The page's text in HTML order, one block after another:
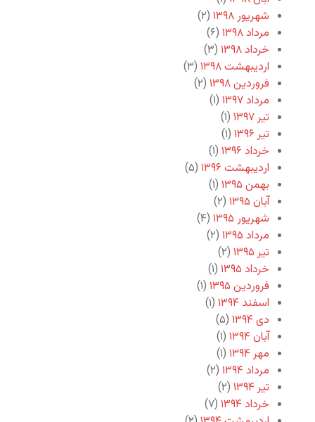
شهریور ۱۳۹۸
(۲)
مرداد ۱۳۹۸
(۶)
خرداد ۱۳۹۸
(۳)
اردیبهشت ۱۳۹۸
(۳)
فروردین ۱۳۹۸
(۲)
مرداد ۱۳۹۷
(۱)
تیر ۱۳۹۷
(۱)
تیر ۱۳۹۶
(۱)
خرداد ۱۳۹۶
(۱)
اردیبهشت ۱۳۹۶
(۵)
بهمن ۱۳۹۵
(۱)
آبان ۱۳۹۵
(۲)
شهریور ۱۳۹۵
(۴)
مرداد ۱۳۹۵
(۲)
تیر ۱۳۹۵
(۲)
خرداد ۱۳۹۵
(۱)
فروردین ۱۳۹۵
(۱)
اسفند ۱۳۹۴
(۱)
دی ۱۳۹۴
(۵)
آبان ۱۳۹۴
(۱)
مهر ۱۳۹۴
(۱)
مرداد ۱۳۹۴
(۲)
تیر ۱۳۹۴
(۲)
خرداد ۱۳۹۴
(۷)